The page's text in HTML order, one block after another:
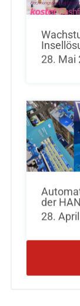
28. Mai
der
28.